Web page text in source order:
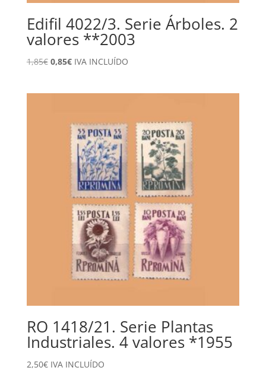
Edifil 4022/3. Serie Árboles. 2
valores **2003
1,85€ El
0,85€ElIVA INCLUÍDO
RO 1418/21. Serie Plantas
Industriales. 4 valores *1955
2,50€ IVA INCLUÍDO